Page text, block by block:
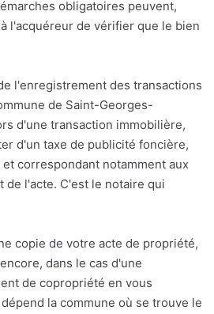
obligatoires peuvent,
l'acquéreur de vérifier que le bien
l'enregistrement des transactions
de Saint-Georges-
d'une transaction immobilière,
d'un taxe de publicité foncière,
correspondant notamment aux
l'acte. C'est le notaire qui
copie de votre acte de propriété,
dans le cas d'une
de copropriété en vous
la commune où se trouve le